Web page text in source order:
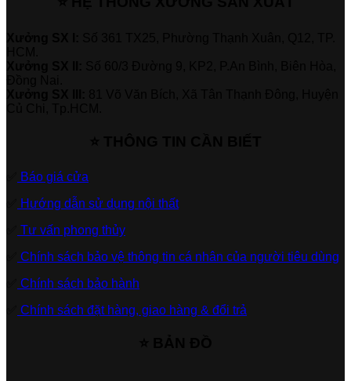
Báo giá cửa
Hướng dẫn sử dụng nội thất
Tư vấn phong thủy
Chính sách bảo vệ thông tin cá nhân của người tiêu dùng
Chính sách bảo hành
Chính sách đặt hàng, giao hàng & đổi trả